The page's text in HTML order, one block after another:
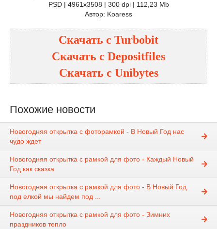
PSD | 4961x3508 | 300 dpi | 112,23 Mb
Автор: Koaress
Скачать с Turbobit
Скачать с Depositfiles
Скачать с Unibytes
Похожие новости
Новогодняя открытка с фоторамкой - В Новый Год нас
чудо ждет
Новогодняя открытка с рамкой для фото - Каждый Новый
Год как сказка
Новогодняя открытка с рамкой для фото - В Новый Год
под елкой мы найдем под ...
Новогодняя открытка с рамкой для фото - Зимних
праздников тепло